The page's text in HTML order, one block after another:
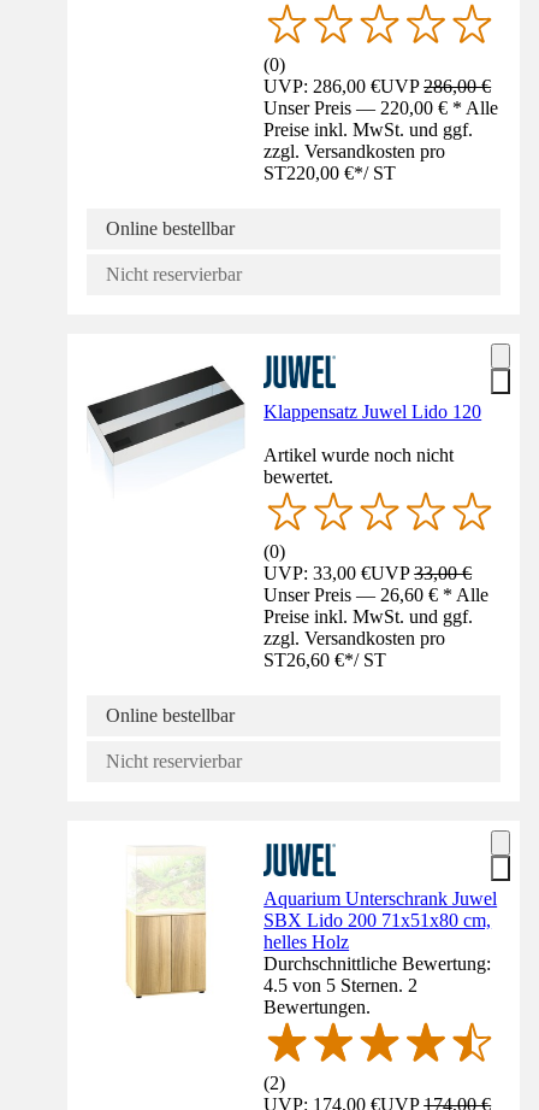
(0)
UVP: 286,00 €UVP286,00 €
Unser Preis — 220,00 € * Alle
Preise inkl. MwSt. und ggf.
zzgl. Versandkosten pro
ST220,00 €*/ ST
Online bestellbar
Nicht reservierbar
Klappensatz Juwel Lido 120
Artikel wurde noch nicht
bewertet.
(0)
UVP: 33,00 €UVP33,00 €
Unser Preis — 26,60 € * Alle
Preise inkl. MwSt. und ggf.
zzgl. Versandkosten pro
ST26,60 €*/ ST
Online bestellbar
Nicht reservierbar
Aquarium Unterschrank Juwel
SBX Lido 200 71x51x80 cm,
helles Holz
Durchschnittliche Bewertung:
4.5 von 5 Sternen. 2
Bewertungen.
(2)
UVP: 174,00 €UVP174,00 €